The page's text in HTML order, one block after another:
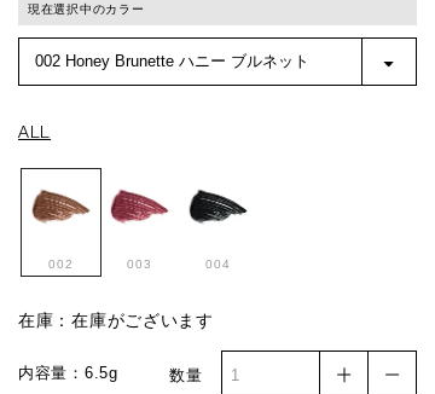
現在選択中のカラー
ALL
002 003 004
在庫：在庫がございます
内容量：6.5g 数量